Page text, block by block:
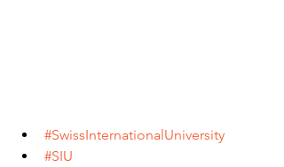
#SwissInternationalUniversity
#SIU